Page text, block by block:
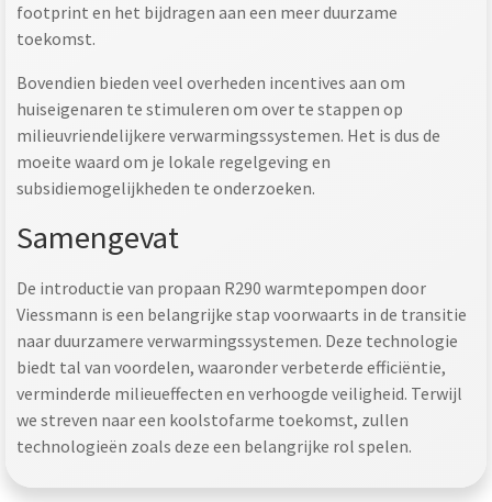
footprint en het bijdragen aan een meer duurzame
toekomst.
Bovendien bieden veel overheden incentives aan om
huiseigenaren te stimuleren om over te stappen op
milieuvriendelijkere verwarmingssystemen. Het is dus de
moeite waard om je lokale regelgeving en
subsidiemogelijkheden te onderzoeken.
Samengevat
De introductie van propaan R290 warmtepompen door
Viessmann is een belangrijke stap voorwaarts in de transitie
naar duurzamere verwarmingssystemen. Deze technologie
biedt tal van voordelen, waaronder verbeterde efficiëntie,
verminderde milieueffecten en verhoogde veiligheid. Terwijl
we streven naar een koolstofarme toekomst, zullen
technologieën zoals deze een belangrijke rol spelen.